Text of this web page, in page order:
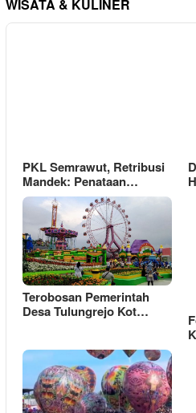
WISATA & KULINER
PKL Semrawut, Retribusi
Mandek: Penataan…
Terobosan Pemerintah
Desa Tulungrejo Kot…